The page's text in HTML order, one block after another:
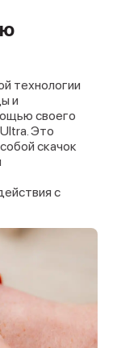
технологии
и
своего
Это
скачок
с